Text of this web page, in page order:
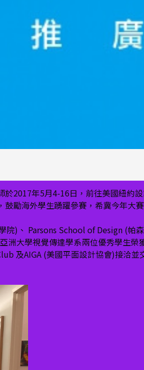
2017年5月4-16日，前往美國紐約
鼓勵海外學生踴躍參賽，希冀今年
院)、 Parsons School of Design (帕
大學視覺傳達學系兩位優秀學生榮
及AIGA (美國平面設計協會)接洽